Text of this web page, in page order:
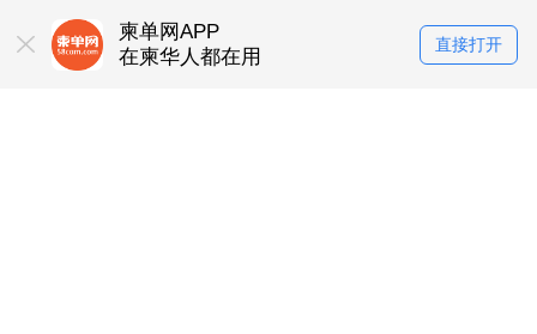
柬单网APP
在柬华人都在用
直接打开